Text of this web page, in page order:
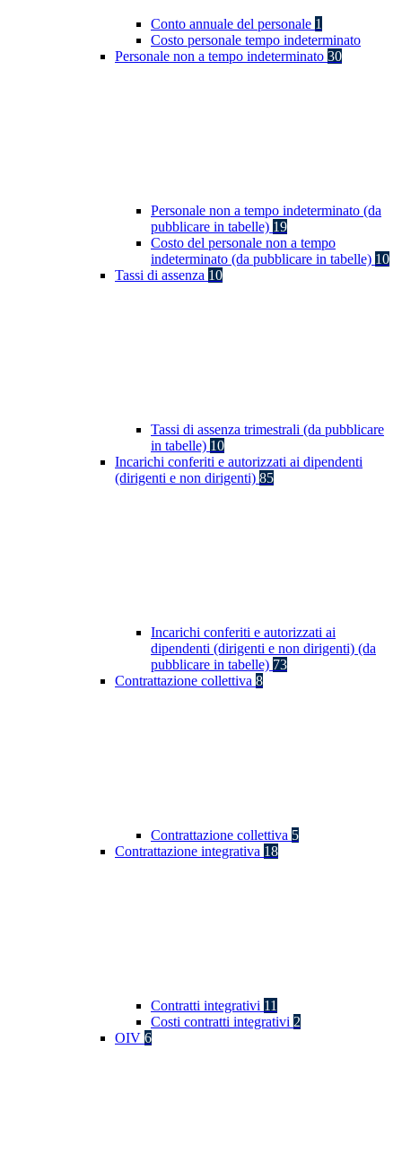
Conto annuale del personale 1
Costo personale tempo indeterminato
Personale non a tempo indeterminato 30
Personale non a tempo indeterminato (da
pubblicare in tabelle) 19
Costo del personale non a tempo
indeterminato (da pubblicare in tabelle) 10
Tassi di assenza 10
Tassi di assenza trimestrali (da pubblicare
in tabelle) 10
Incarichi conferiti e autorizzati ai dipendenti
(dirigenti e non dirigenti) 85
Incarichi conferiti e autorizzati ai
dipendenti (dirigenti e non dirigenti) (da
pubblicare in tabelle) 73
Contrattazione collettiva 8
Contrattazione collettiva 5
Contrattazione integrativa 18
Contratti integrativi 11
Costi contratti integrativi 2
OIV 6